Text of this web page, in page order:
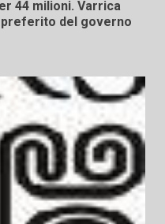
44 milioni. Varrica
preferito del governo